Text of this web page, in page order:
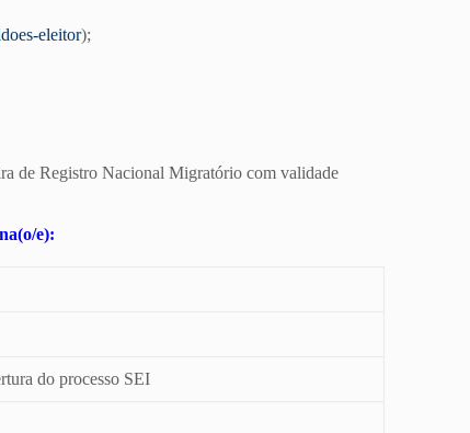
eleitor);
de Registro Nacional Migratório com validade
e):
do processo SEI